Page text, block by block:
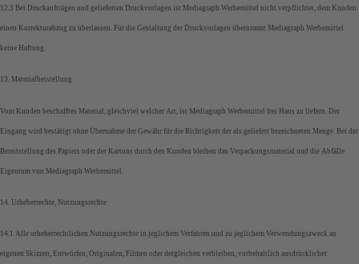
12.3 Bei Druckaufträgen und gelieferten Druckvorlagen ist Mediagraph Werbemittel nicht verpflichtet, dem Kunden
einen Korrekturabzug zu überlassen. Für die Gestaltung der Druckvorlagen übernimmt Mediagraph Werbemittel
keine Haftung.
13. Materialbeistellung
Vom Kunden beschafftes Material, gleichviel welcher Art, ist Mediagraph Werbemittel frei Haus zu liefern. Der
Eingang wird bestätigt ohne Übernahme der Gewähr für die Richtigkeit der als geliefert bezeichneten Menge. Bei der
Bereitstellung des Papiers oder der Kartons durch den Kunden bleiben das Verpackungsmaterial und die Abfälle
Eigentum von Mediagraph Werbemittel.
14. Urheberrechte, Nutzungsrechte
14.1 Alle urheberrechtlichen Nutzungsrechte in jeglichem Verfahren und zu jeglichem Verwendungszweck an
eigenen Skizzen, Entwürfen, Originalen, Filmen oder dergleichen verbleiben, vorbehaltlich ausdrücklicher